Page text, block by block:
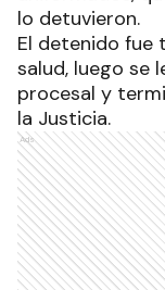
lo detuvieron.
El detenido fue
salud, luego se
procesal y
la Justicia.
Ads